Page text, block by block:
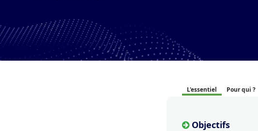
L'essentiel Pour qui ?
Objectifs